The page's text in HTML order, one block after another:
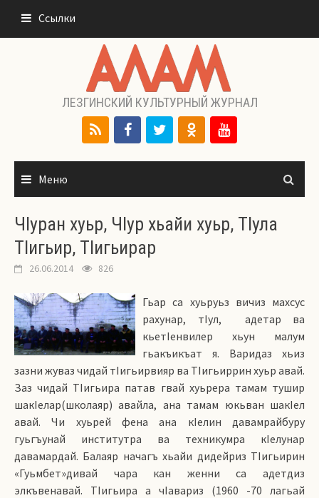
содержимому
Ссылки
ЛЕЗГИНСКИЙ КУЛЬТУРНЫЙ ЖУРНАЛ
Меню
ЧIуран хуьр, ЧIур хьайи хуьр, ТIула
ТIигьир, ТIигьирар
26.06.2014 826
Гьар са хуьруьз вичиз махсус
рахунар, тIул, адетар ва
кьетIенвилер хьун малум
гьакъикъат я. Варидаз хьиз
зазни жуваз чидай тIигьирвияр ва ТIигьиррин хуьр авай.
Заз чидай ТIигьира патав гвай хуьрера тамам тушир
шакIелар(школаяр) авайла, ана тамам юкьван шакIел
авай. Чи хуьрей фена ана кIелин давамрайбуру
гуьгъунай институтра ва техникумра кIелунар
давамардай. Балаяр начагъ хьайи дидейриз ТIигьирин
«Гуьм­бет»дивай чара кан женни са адетдиз
элкъвенавай. ТIигьира а чIавариз (1960 -70 лагьай